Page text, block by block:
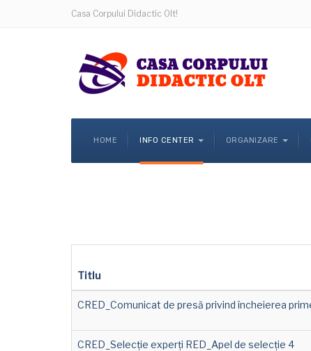
Casa Corpului Didactic Olt!
HOME INFO CENTER ORGANIZARE
Titlu
CRED_Comunicat de presă privind încheierea
CRED_Selecție experți RED_Apel de selecție 4